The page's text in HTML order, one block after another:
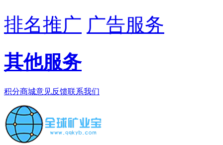
排名推广 广告服务
其他服务
积分商城意见反馈联系我们